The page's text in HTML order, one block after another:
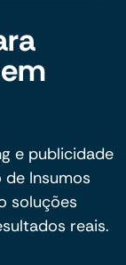
e publicidade
Insumos
soluções
reais.